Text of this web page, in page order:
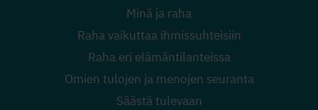
Minä ja raha
Raha vaikuttaa ihmissuhteisiin
Raha eri elämäntilanteissa
Omien tulojen ja menojen seuranta
Säästä tulevaan